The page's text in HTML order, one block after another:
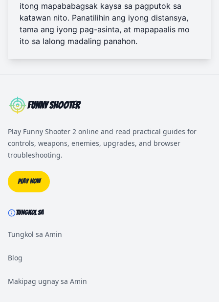
itong mapababagsak kaysa sa pagputok sa
katawan nito. Panatilihin ang iyong distansya,
tama ang iyong pag-asinta, at mapapaalis mo
ito sa lalong madaling panahon.
Funny Shooter
Play Funny Shooter 2 online and read practical guides for
controls, weapons, enemies, upgrades, and browser
troubleshooting.
Play Now
TUNGKOL SA
Tungkol sa Amin
Blog
Makipag ugnay sa Amin